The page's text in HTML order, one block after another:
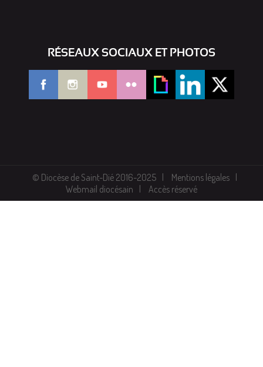
RÉSEAUX SOCIAUX ET PHOTOS
© Diocèse de Saint-Dié 2016-2025
Mentions légales
Webmail diocésain
Accès réservé